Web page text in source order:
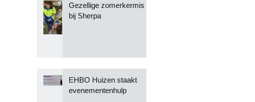
Gezellige zomerkermis
bij Sherpa
EHBO Huizen staakt
evenementenhulp